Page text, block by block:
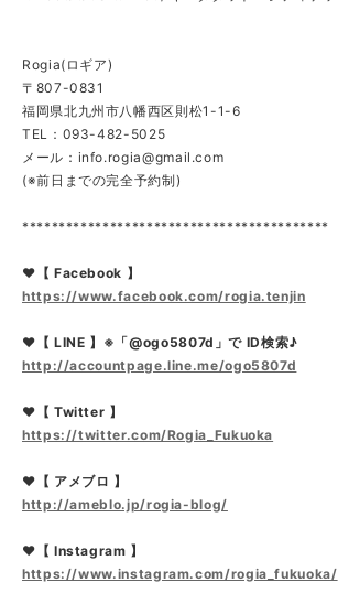
Rogia(ロギア)
〒807-0831
福岡県北九州市八幡西区則松1-1-6
TEL：093-482-5025
メール： info.rogia@gmail.com
(※前日までの完全予約制)
******************************************
❤【 Facebook 】
https://www.facebook.com/rogia.tenjin
❤【 LINE 】※「@ogo5807d」で ID検索♪
http://accountpage.line.me/ogo5807d
❤【 Twitter 】
https://twitter.com/Rogia_Fukuoka
❤【 アメブロ 】
http://ameblo.jp/rogia-blog/
❤【 Instagram 】
https://www.instagram.com/rogia_fukuoka/